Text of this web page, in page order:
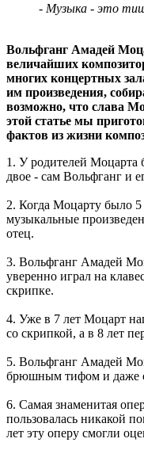
- Музыка - это
Вольфганг Амадей
величайших
многих концертных
им произведения,
возможно, что слава
этой статье мы
фактов из жизни
1. У родителей Моцарта
двое - сам Вольфганг и
2. Когда Моцарту было
музыкальные
отец.
3. Вольфганг Амадей
уверенно играл на
скрипке.
4. Уже в 7 лет Моцарт
со скрипкой, а в 8 лет
5. Вольфганг Амадей
брюшным тифом и даже
6. Самая знаменитая
пользовалась никакой
лет эту оперу смогли